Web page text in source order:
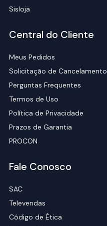
Sisloja
Central do Cliente
Meus Pedidos
Solicitação de Cancelamento
Perguntas Frequentes
Termos de Uso
Política de Privacidade
Prazos de Garantia
PROCON
Fale Conosco
SAC
Televendas
Código de Ética